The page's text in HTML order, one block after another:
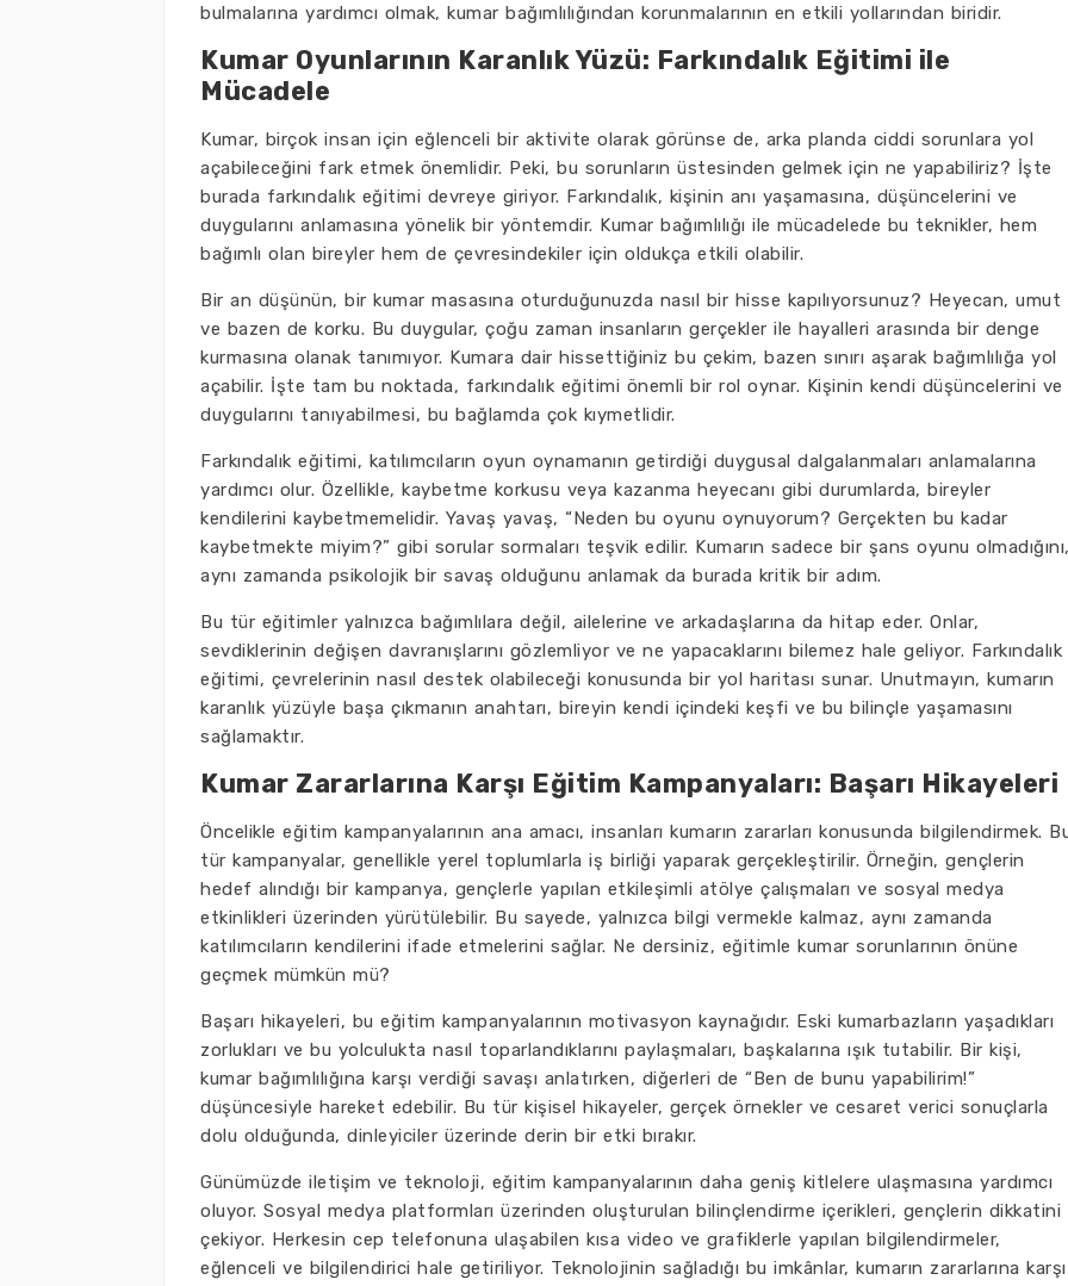
bulmalarına yardımcı olmak, kumar bağımlılığından korunmalarının en etkili yollarından biridir.
Kumar Oyunlarının Karanlık Yüzü: Farkındalık Eğitimi ile
Mücadele
Kumar, birçok insan için eğlenceli bir aktivite olarak görünse de, arka planda ciddi sorunlara yol
açabileceğini fark etmek önemlidir. Peki, bu sorunların üstesinden gelmek için ne yapabiliriz? İşte
burada farkındalık eğitimi devreye giriyor. Farkındalık, kişinin anı yaşamasına, düşüncelerini ve
duygularını anlamasına yönelik bir yöntemdir. Kumar bağımlılığı ile mücadelede bu teknikler, hem
bağımlı olan bireyler hem de çevresindekiler için oldukça etkili olabilir.
Bir an düşünün, bir kumar masasına oturduğunuzda nasıl bir hisse kapılıyorsunuz? Heyecan, umut
ve bazen de korku. Bu duygular, çoğu zaman insanların gerçekler ile hayalleri arasında bir denge
kurmasına olanak tanımıyor. Kumara dair hissettiğiniz bu çekim, bazen sınırı aşarak bağımlılığa yol
açabilir. İşte tam bu noktada, farkındalık eğitimi önemli bir rol oynar. Kişinin kendi düşüncelerini ve
duygularını tanıyabilmesi, bu bağlamda çok kıymetlidir.
Farkındalık eğitimi, katılımcıların oyun oynamanın getirdiği duygusal dalgalanmaları anlamalarına
yardımcı olur. Özellikle, kaybetme korkusu veya kazanma heyecanı gibi durumlarda, bireyler
kendilerini kaybetmemelidir. Yavaş yavaş, “Neden bu oyunu oynuyorum? Gerçekten bu kadar
kaybetmekte miyim?” gibi sorular sormaları teşvik edilir. Kumarın sadece bir şans oyunu
aynı zamanda psikolojik bir savaş olduğunu anlamak da burada kritik bir adım.
Bu tür eğitimler yalnızca bağımlılara değil, ailelerine ve arkadaşlarına da hitap eder. Onlar,
sevdiklerinin değişen davranışlarını gözlemliyor ve ne yapacaklarını bilemez hale geliyor. Farkındalık
eğitimi, çevrelerinin nasıl destek olabileceği konusunda bir yol haritası sunar. Unutmayın, kumarın
karanlık yüzüyle başa çıkmanın anahtarı, bireyin kendi içindeki keşfi ve bu bilinçle yaşamasını
sağlamaktır.
Kumar Zararlarına Karşı Eğitim Kampanyaları: Başarı Hikayeleri
Öncelikle eğitim kampanyalarının ana amacı, insanları kumarın zararları konusunda bilgilendirmek.
tür kampanyalar, genellikle yerel toplumlarla iş birliği yaparak gerçekleştirilir. Örneğin, gençlerin
hedef alındığı bir kampanya, gençlerle yapılan etkileşimli atölye çalışmaları ve sosyal medya
etkinlikleri üzerinden yürütülebilir. Bu sayede, yalnızca bilgi vermekle kalmaz, aynı zamanda
katılımcıların kendilerini ifade etmelerini sağlar. Ne dersiniz, eğitimle kumar sorunlarının önüne
geçmek mümkün mü?
Başarı hikayeleri, bu eğitim kampanyalarının motivasyon kaynağıdır. Eski kumarbazların yaşadıkları
zorlukları ve bu yolculukta nasıl toparlandıklarını paylaşmaları, başkalarına ışık tutabilir. Bir kişi,
kumar bağımlılığına karşı verdiği savaşı anlatırken, diğerleri de “Ben de bunu yapabilirim!”
düşüncesiyle hareket edebilir. Bu tür kişisel hikayeler, gerçek örnekler ve cesaret verici sonuçlarla
dolu olduğunda, dinleyiciler üzerinde derin bir etki bırakır.
Günümüzde iletişim ve teknoloji, eğitim kampanyalarının daha geniş kitlelere ulaşmasına yardımcı
oluyor. Sosyal medya platformları üzerinden oluşturulan bilinçlendirme içerikleri, gençlerin dikkatini
çekiyor. Herkesin cep telefonuna ulaşabilen kısa video ve grafiklerle yapılan bilgilendirmeler,
eğlenceli ve bilgilendirici hale getiriliyor. Teknolojinin sağladığı bu imkânlar, kumarın zararlarına karşı